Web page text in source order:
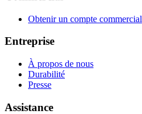
Obtenir un compte commercial
Entreprise
À propos de nous
Durabilité
Presse
Assistance